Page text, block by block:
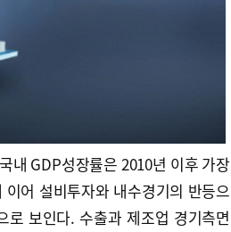
내 GDP성장률은 2010년 이후 가장
어 설비투자와 내수경기의 반등으
보인다. 수출과 제조업 경기측면